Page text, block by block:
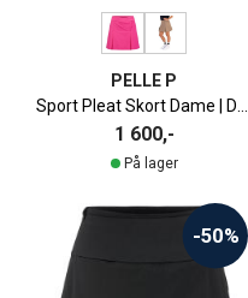
PELLE P
Sport Pleat Skort Dame | Dark Navy
1 600,-
På lager
-50%